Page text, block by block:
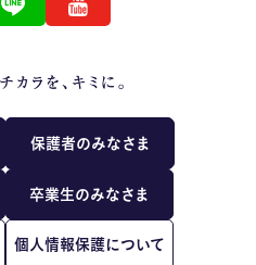
お問い合わせ
保護者のみなさま
卒業生のみなさま
個人情報保護について